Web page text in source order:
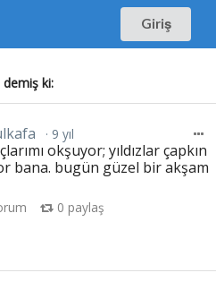
Giriş
ki:
9 yıl
okşuyor; yıldızlar çapkın
bana. bugün güzel bir akşam
0 paylaş